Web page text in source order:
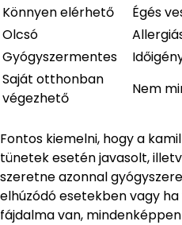
Könnyen elérhető
Égés
Olcsó
Gyógyszermentes
Saját otthonban
végezhető
Nem
Fontos kiemelni, hogy a
tünetek esetén javasolt,
szeretne azonnal
elhúzódó esetekben vagy
fájdalma van,